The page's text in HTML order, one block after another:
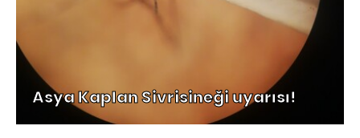
Asya Kaplan Sivrisineği uyarısı!